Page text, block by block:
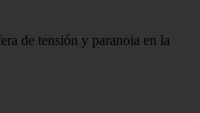
de tensión y paranoia en la